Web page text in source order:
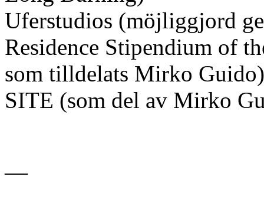
Uferstudios (möjliggjord
Residence Stipendium of
som tilldelats Mirko Guido)
SITE (som del av Mirko
—